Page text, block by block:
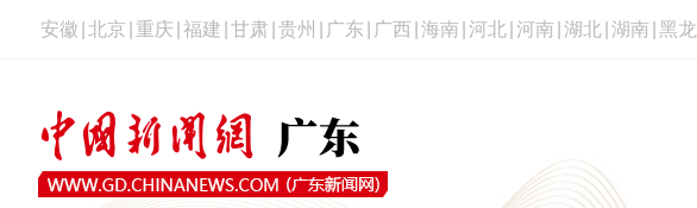
安徽 北京 重庆 福建 甘肃 贵州 广东 广西 海南 河北 河南 湖北 湖南 黑